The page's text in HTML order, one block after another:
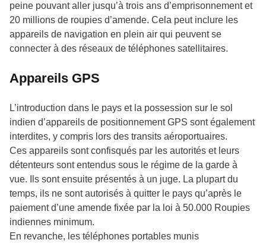
peine pouvant aller jusqu’à trois ans d’emprisonnement et
20 millions de roupies d’amende. Cela peut inclure les
appareils de navigation en plein air qui peuvent se
connecter à des réseaux de téléphones satellitaires.
Appareils GPS
L’introduction dans le pays et la possession sur le sol
indien d’appareils de positionnement GPS sont également
interdites, y compris lors des transits aéroportuaires.
Ces appareils sont confisqués par les autorités et leurs
détenteurs sont entendus sous le régime de la garde à
vue. Ils sont ensuite présentés à un juge. La plupart du
temps, ils ne sont autorisés à quitter le pays qu’après le
paiement d’une amende fixée par la loi à 50.000 Roupies
indiennes minimum.
En revanche, les téléphones portables munis